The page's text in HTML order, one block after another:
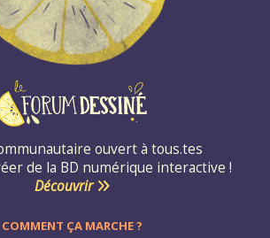
ouvert à tous.tes
de la BD numérique interactive !
Découvrir
COMMENT ÇA MARCHE ?